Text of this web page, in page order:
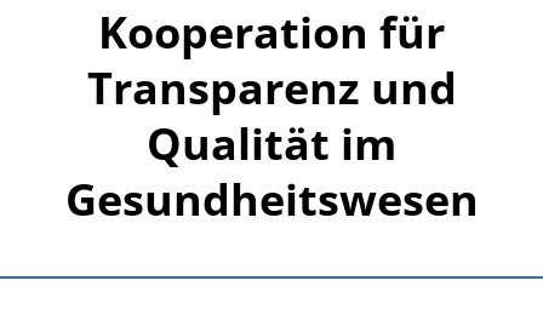
Kooperation für
Transparenz und
Qualität im
Gesundheitswesen